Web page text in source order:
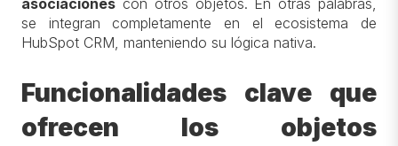
asociaciones con otros objetos. En otras palabras,
se integran completamente en el ecosistema de
HubSpot CRM, manteniendo su lógica nativa.
Funcionalidades clave que
ofrecen los objetos